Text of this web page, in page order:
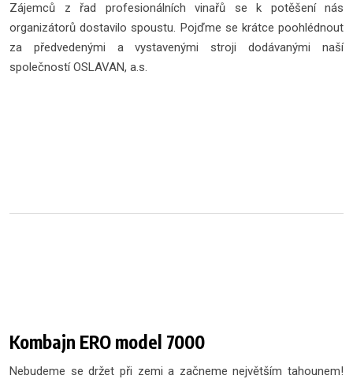
Zájemců z řad profesionálních vinařů se k potěšení nás
organizátorů dostavilo spoustu. Pojďme se krátce poohlédnout
za předvedenými a vystavenými stroji dodávanými naší
společností OSLAVAN, a.s.
Kombajn ERO model 7000
Nebudeme se držet při zemi a začneme největším tahounem!